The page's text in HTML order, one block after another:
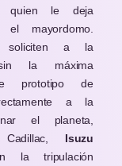
quien le deja
mayordomo.
soliciten a la
la máxima
prototipo de
a la
el planeta,
Isuzu
la tripulación